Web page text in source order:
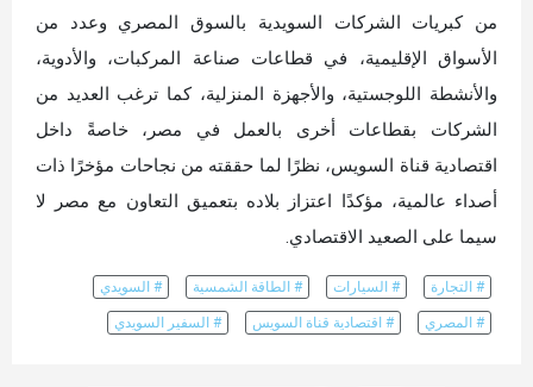
من كبريات الشركات السويدية بالسوق المصري وعدد من
الأسواق الإقليمية، في قطاعات صناعة المركبات، والأدوية،
والأنشطة اللوجستية، والأجهزة المنزلية، كما ترغب العديد من
الشركات بقطاعات أخرى بالعمل في مصر، خاصةً داخل
اقتصادية قناة السويس، نظرًا لما حققته من نجاحات مؤخرًا ذات
أصداء عالمية، مؤكدًا اعتزاز بلاده بتعميق التعاون مع مصر لا
سيما على الصعيد الاقتصادي.
# التجارة # السيارات # الطاقة الشمسية # السويدي
# المصري # اقتصادية قناة السويس # السفير السويدي